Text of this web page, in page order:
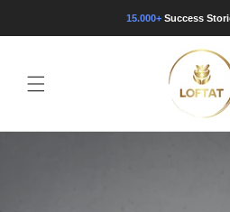
Inhalt
15.000+Success